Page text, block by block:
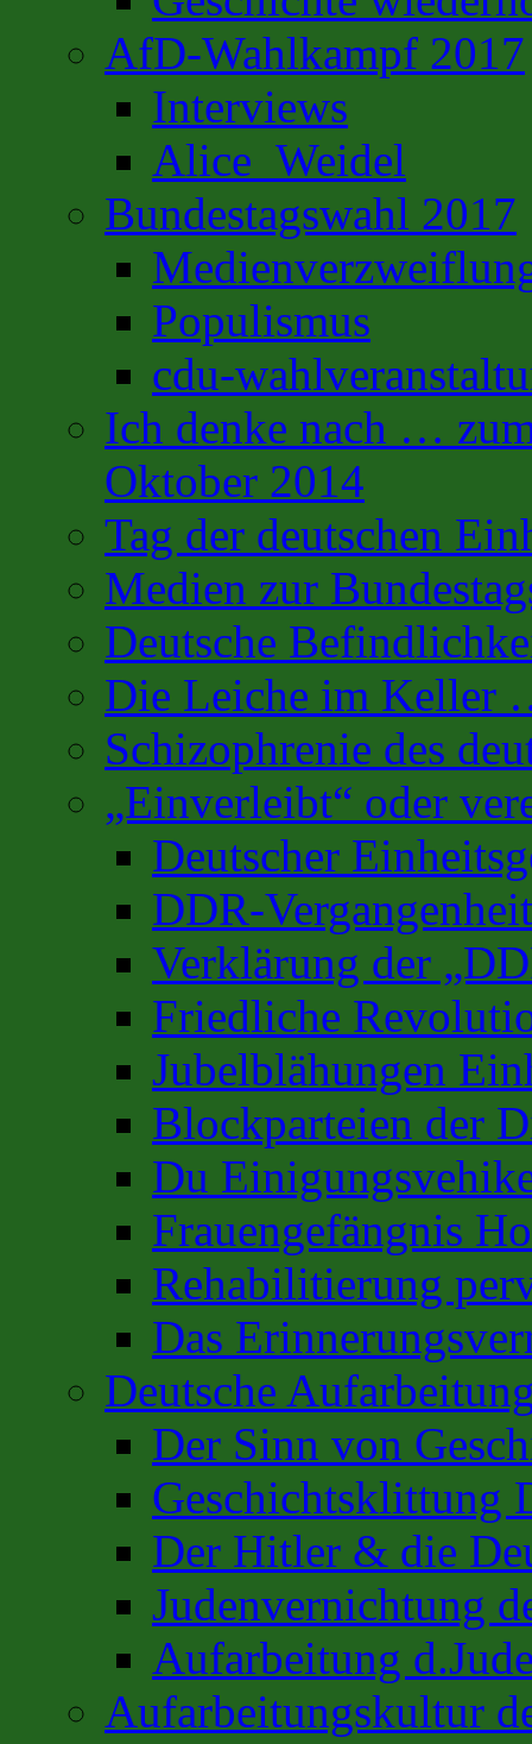
AfD-Wahlkampf 2017
Interviews
Alice_Weidel
Bundestagswahl 2017
Populismus
cdu-
Ich denke nach …
Oktober 2014
Tag der deutschen
Medien zur
Deutsche
Die Leiche im Keller
Schizophrenie des
„Einverleibt“ oder
Deutscher
DDR-Vergangenheit
Verklärung der
Friedliche
Jubelblähungen
Blockparteien der
Du
Frauengefängnis
Rehabilitierung
Das
Deutsche
Der Sinn von
Geschichtsklittung
Der Hitler & die
Judenvernichtung
Aufarbeitung
Aufarbeitungskultur